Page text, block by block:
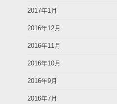
2017年1月
2016年12月
2016年11月
2016年10月
2016年9月
2016年7月